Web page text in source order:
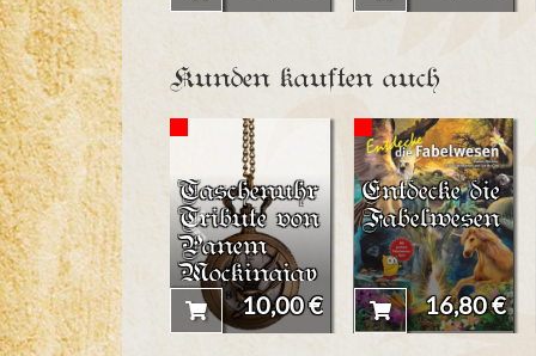
Kunden kauften auch
Taschenuhr
Tribute von
Panem
Mockingjay
(groß)10,00 €
Entdecke die
Fabelwesen
16,80 €